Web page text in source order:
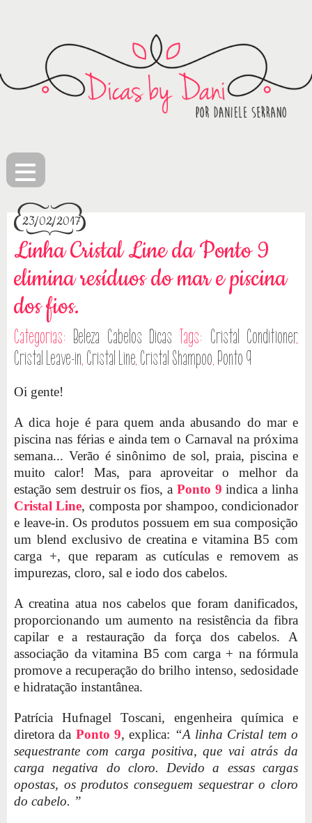
≡
23/02/2017
Linha Cristal Line da Ponto 9
elimina resíduos do mar e piscina
dos fios.
Categorias: Beleza Cabelos Dicas Tags: Cristal Conditioner,
Cristal Leave-in, Cristal Line, Cristal Shampoo, Ponto 9
Oi gente!
A dica hoje é para quem anda abusando do mar e
piscina nas férias e ainda tem o Carnaval na próxima
semana... Verão é sinônimo de sol, praia, piscina e
muito calor! Mas, para aproveitar o melhor da
estação sem destruir os fios, a Ponto 9 indica a linha
Cristal Line, composta por shampoo, condicionador
e leave-in. Os produtos possuem em sua composição
um blend exclusivo de creatina e vitamina B5 com
carga +, que reparam as cutículas e removem as
impurezas, cloro, sal e iodo dos cabelos.
A creatina atua nos cabelos que foram danificados,
proporcionando um aumento na resistência da fibra
capilar e a restauração da força dos cabelos. A
associação da vitamina B5 com carga + na fórmula
promove a recuperação do brilho intenso, sedosidade
e hidratação instantânea.
Patrícia Hufnagel Toscani, engenheira química e
diretora da Ponto 9, explica: “A linha Cristal tem o
sequestrante com carga positiva, que vai atrás da
carga negativa do cloro. Devido a essas cargas
opostas, os produtos conseguem sequestrar o cloro
do cabelo. ”